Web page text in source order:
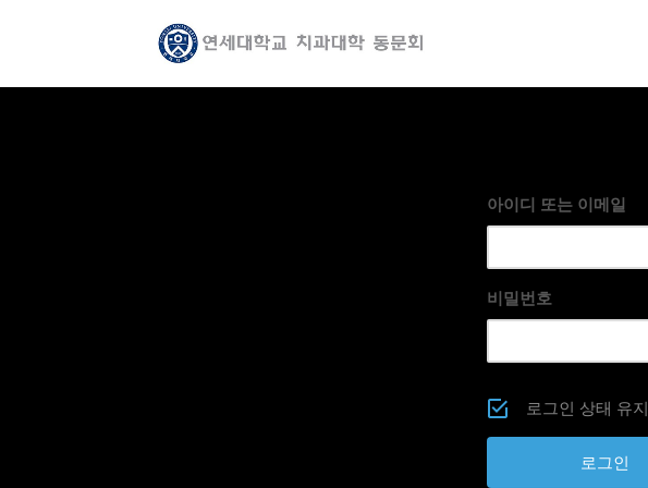
아이디 또는 이메일
비밀번호
로그인 상태 유지